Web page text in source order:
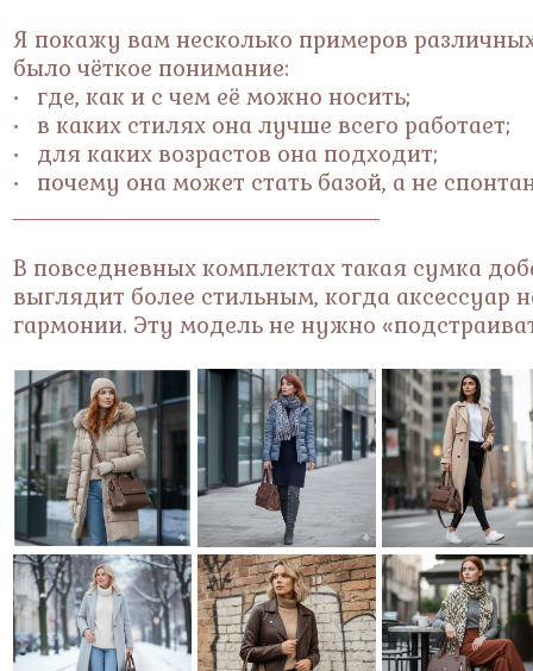
Я покажу вам несколько примеров
было чёткое понимание:
• где, как и с чем её можно носить;
• в каких стилях она лучше всего работает;
• для каких возрастов она подходит;
• почему она может стать базой, а не
____________________________________________
В повседневных комплектах такая сумка
выглядит более стильным, когда
гармонии. Эту модель не нужно